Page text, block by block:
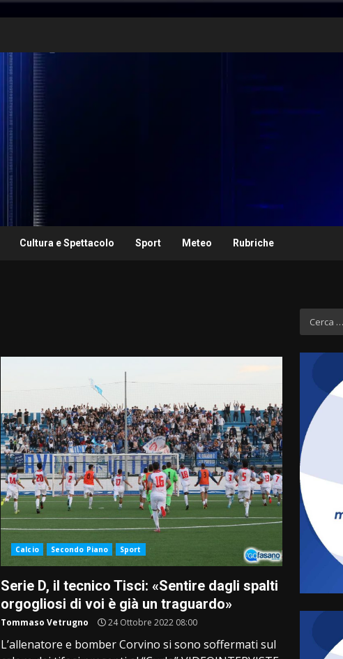
Cultura e Spettacolo Sport Meteo Rubriche
Calcio Secondo Piano Sport
Serie D, il tecnico Tisci: «Sentire dagli spalti
orgogliosi di voi è già un traguardo»
Tommaso Vetrugno 24 Ottobre 2022 08:00
L’allenatore e bomber Corvino si sono soffermati sul
Ricerca
per:
4